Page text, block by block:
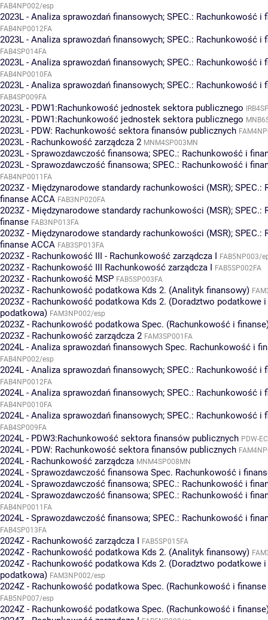
FAB4NP002/esp
2023L - Analiza sprawozdań finansowych; SPEC.: Rachunkowość i
FAB4NP0012FA
2023L - Analiza sprawozdań finansowych; SPEC.: Rachunkowość i
FAB4SP014FA
2023L - Analiza sprawozdań finansowych; SPEC.: Rachunkowość i
FAB4NP0010FA
2023L - Analiza sprawozdań finansowych; SPEC.: Rachunkowość i
FAB4SP009FA
2023L - PDW1:Rachunkowość jednostek sektora publicznego
2023L - PDW1:Rachunkowość jednostek sektora publicznego
2023L - PDW: Rachunkowość sektora finansów publicznych
2023L - Rachunkowość zarządcza 2 MNM4SP003MN
2023L - Sprawozdawczość finansowa; SPEC.: Rachunkowość i
2023L - Sprawozdawczość finansowa; SPEC.: Rachunkowość i
FAB4NP0011FA
2023Z - Międzynarodowe standardy rachunkowości (MSR); SPEC.:
finanse ACCA FAB3NP020FA
2023Z - Międzynarodowe standardy rachunkowości (MSR); SPEC.:
finanse FAB3NP013FA
2023Z - Międzynarodowe standardy rachunkowości (MSR); SPEC.:
finanse ACCA FAB3SP013FA
2023Z - Rachunkowość III - Rachunkowość zarządcza I FAB5NP003/
2023Z - Rachunkowość III Rachunkowość zarządcza I FAB5SP002FA
2023Z - Rachunkowość MSP FAB5SP003FA
2023Z - Rachunkowość podatkowa Kds 2. (Analityk finansowy)
2023Z - Rachunkowość podatkowa Kds 2. (Doradztwo podatkowe
podatkowa) FAM3NP002/esp
2023Z - Rachunkowość podatkowa Spec. (Rachunkowość i
2023Z - Rachunkowość zarządcza 2 FAM3SP001FA
2024L - Analiza sprawozdań finansowych Spec. Rachunkowość i
FAB4NP002/esp
2024L - Analiza sprawozdań finansowych; SPEC.: Rachunkowość i
FAB4NP0012FA
2024L - Analiza sprawozdań finansowych; SPEC.: Rachunkowość i
FAB4NP0010FA
2024L - Analiza sprawozdań finansowych; SPEC.: Rachunkowość i
FAB4SP009FA
2024L - PDW3:Rachunkowość sektora finansów publicznych PDW-
2024L - PDW: Rachunkowość sektora finansów publicznych
2024L - Rachunkowość zarządcza MNM4SP008MN
2024L - Sprawozdawczość finansowa Spec. Rachunkowość i
2024L - Sprawozdawczość finansowa; SPEC.: Rachunkowość i
2024L - Sprawozdawczość finansowa; SPEC.: Rachunkowość i
FAB4NP0011FA
2024L - Sprawozdawczość finansowa; SPEC.: Rachunkowość i
FAB4SP013FA
2024Z - Rachunkowość zarządcza I FAB5SP015FA
2024Z - Rachunkowość podatkowa Kds 2. (Analityk finansowy)
2024Z - Rachunkowość podatkowa Kds 2. (Doradztwo podatkowe
podatkowa) FAM3NP002/esp
2024Z - Rachunkowość podatkowa Spec. (Rachunkowość i finanse
FAB5NP007/esp
2024Z - Rachunkowość podatkowa Spec. (Rachunkowość i